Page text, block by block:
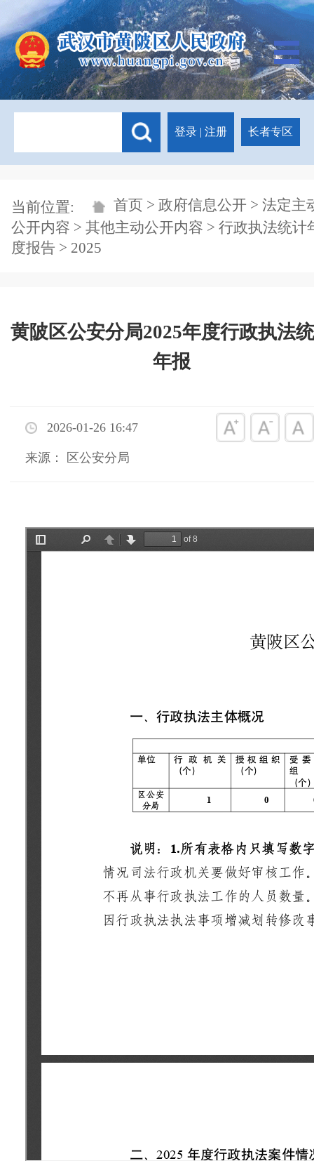
登录 | 注册 长者专区
当前位置: 首页 > 政府信息公开 > 法定主
公开内容 > 其他主动公开内容 > 行政执法统计
度报告 > 2025
黄陂区公安分局2025年度行政执法
年报
2026-01-26 16:47
来源： 区公安分局